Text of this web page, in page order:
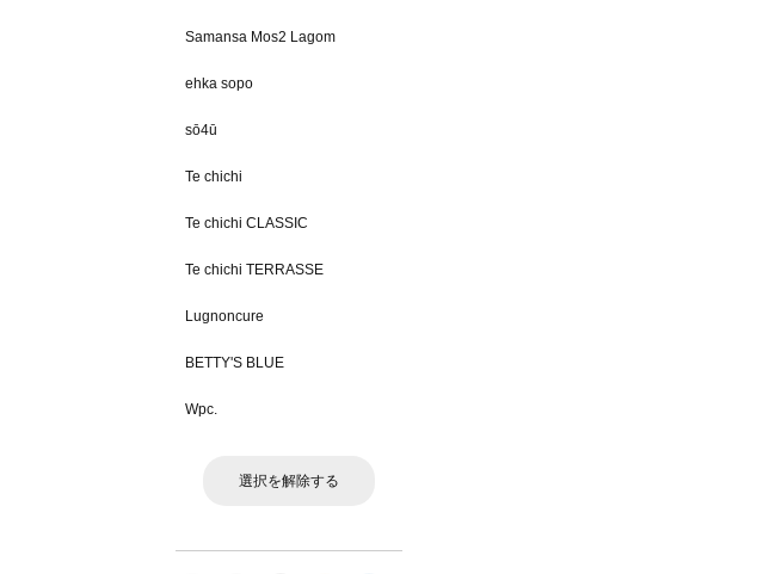
Samansa Mos2 Lagom
ehka sopo
sō4ū
Te chichi
Te chichi CLASSIC
Te chichi TERRASSE
Lugnoncure
BETTY'S BLUE
Wpc.
選択を解除する